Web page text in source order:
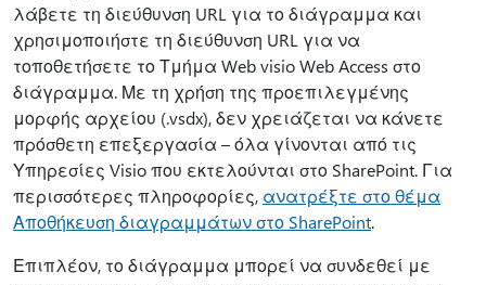
λάβετε τη διεύθυνση URL για το διάγραμμα και
χρησιμοποιήστε τη διεύθυνση URL για να
τοποθετήσετε το Τμήμα Web visio Web Access στο
διάγραμμα. Με τη χρήση της προεπιλεγμένης
μορφής αρχείου (.vsdx), δεν χρειάζεται να κάνετε
πρόσθετη επεξεργασία – όλα γίνονται από τις
Υπηρεσίες Visio που εκτελούνται στο SharePoint. Για
περισσότερες πληροφορίες, ανατρέξτε στο θέμα
Αποθήκευση διαγραμμάτων στο SharePoint.
Επιπλέον, το διάγραμμα μπορεί να συνδεθεί με